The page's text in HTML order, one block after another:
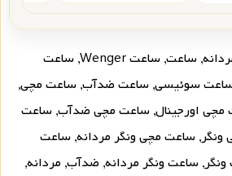
, ساعت, ساعت Wenger , ساعت
سوئیسی, ساعت ضدآب, ساعت مچی,
اورجینال, ساعت مچی ضدآب, ساعت
ونگر, ساعت مچی ونگر مردانه, ساعت
, ساعت ونگر مردانه, ضدآب, مردانه,